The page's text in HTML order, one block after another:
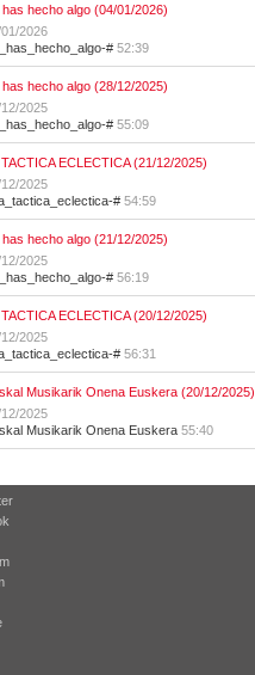
hecho algo (04/01/2026)
2026
# 52:39
hecho algo (28/12/2025)
2025
# 55:09
TACTICA ECLECTICA (21/12/2025)
2025
# 54:59
hecho algo (21/12/2025)
2025
# 56:19
TACTICA ECLECTICA (20/12/2025)
2025
# 56:31
Musikarik Onena Euskera (20/12/2025)
2025
Musikarik Onena Euskera 55:40